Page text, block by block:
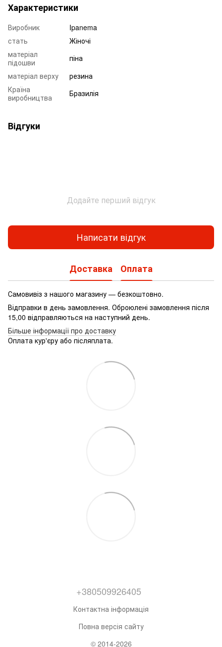
Характеристики
Виробник
Ipanema
стать
Жіночі
матеріал
підошви
піна
матеріал верху
резина
Країна
виробництва
Бразилія
Відгуки
Додайте перший відгук
Написати відгук
Доставка Оплата
Самовивіз з нашого магазину — безкоштовно.
Відправки в день замовлення. Оброюлені замовлення після
15,00 відправляються на наступний день.
Більше інформації про доставку
Оплата кур'єру або післяплата.
+380509926405
Контактна інформація
Повна версія сайту
© 2014-2026